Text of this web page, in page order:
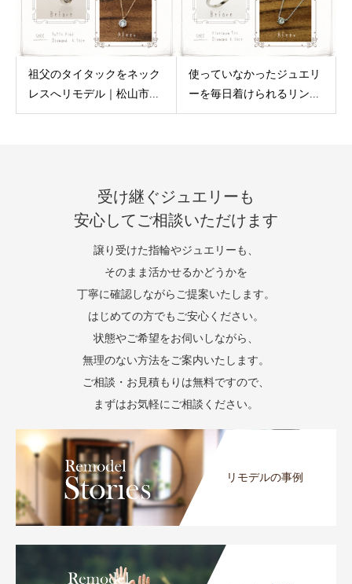
祖父のタイタックをネック
レスへリモデル｜松山市...
使っていなかったジュエリ
ーを毎日着けられるリン...
受け継ぐジュエリーも
安心してご相談いただけます
譲り受けた指輪やジュエリーも、
そのまま活かせるかどうかを
丁寧に確認しながらご提案いたします。
はじめての方でもご安心ください。
状態やご希望をお伺いしながら、
無理のない方法をご案内いたします。
ご相談・お見積もりは無料ですので、
まずはお気軽にご相談ください。
リモデルの事例